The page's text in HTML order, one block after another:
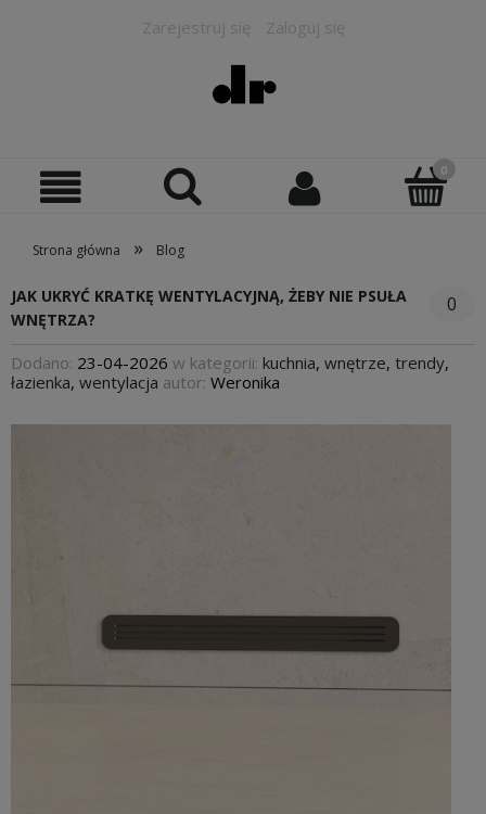
Zarejestruj się Zaloguj się
Strona główna » Blog
JAK UKRYĆ KRATKĘ WENTYLACYJNĄ, ŻEBY NIE PSUŁA
WNĘTRZA?
0
Dodano: 23-04-2026 w kategorii: kuchnia, wnętrze, trendy,
łazienka, wentylacja autor: Weronika